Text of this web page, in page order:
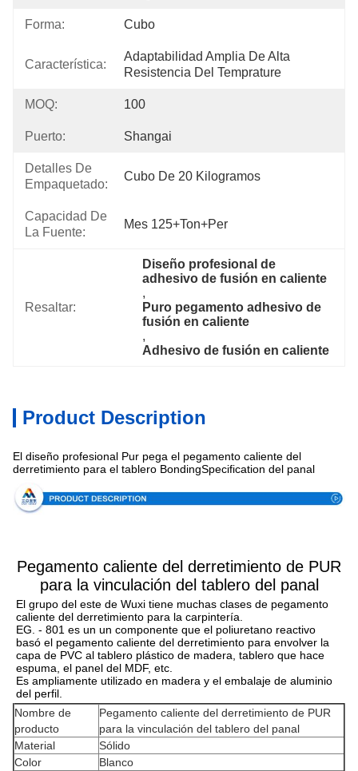
Forma: Cubo
Característica:
Adaptabilidad Amplia De Alta
Resistencia Del Temprature
MOQ: 100
Puerto: Shangai
Detalles De
Empaquetado:
Cubo De 20 Kilogramos
Capacidad De
La Fuente:
Mes 125+Ton+per
Resaltar:
Diseño profesional de
adhesivo de fusión en caliente
,
Puro pegamento adhesivo de
fusión en caliente
,
Adhesivo de fusión en caliente
Product Description
El diseño profesional Pur pega el pegamento caliente del
derretimiento para el tablero BondingSpecification del panal
Pegamento caliente del derretimiento de PUR
para la vinculación del tablero del panal
El grupo del este de Wuxi tiene muchas clases de pegamento
caliente del derretimiento para la carpintería.
EG. - 801 es un un componente que el poliuretano reactivo
basó el pegamento caliente del derretimiento para envolver la
capa de PVC al tablero plástico de madera, tablero que hace
espuma, el panel del MDF, etc.
Es ampliamente utilizado en madera y el embalaje de aluminio
del perfil.
Nombre de
producto
Pegamento caliente del derretimiento de PUR
para la vinculación del tablero del panal
Material
Sólido
Color
Blanco